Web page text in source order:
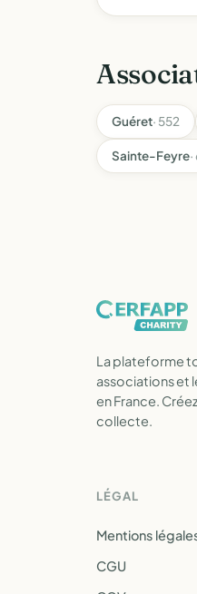
Guéret· 552
Sainte-Feyre
La plateforme
associations et
en France.
collecte.
LÉGAL
Mentions
CGU